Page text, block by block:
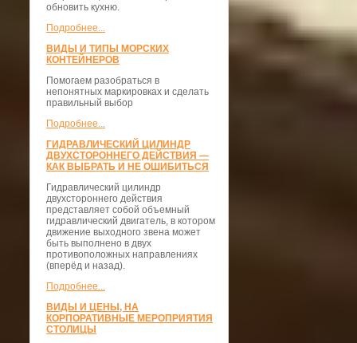
обновить кухню.
Подробнее...
ВИДЫ И ТИПЫ МОРСКИХ
КОНТЕЙНЕРОВ
Помогаем разобраться в
непонятных маркировках и сделать
правильный выбор
Подробнее...
ГИДРАВЛИЧЕСКИЙ ЦИЛИНДР
ДВУХСТОРОННЕГО ДЕЙСТВИЯ —
КАК ВЫБРАТЬ И НЕ ОШИБИТЬСЯ
Гидравлический цилиндр
двухстороннего действия
представляет собой объемный
гидравлический двигатель, в котором
движение выходного звена может
быть выполнено в двух
противоположных направлениях
(вперёд и назад).
Подробнее...
ВИДЫ И ЦЕНЫ, НА
КОРПОРАТИВНЫЕ МЕРОПРИЯТИЯ
СТОЛИЦЫ